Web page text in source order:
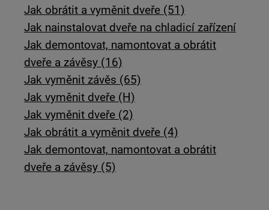
Jak obrátit a vyměnit dveře (51)
Jak nainstalovat dveře na chladicí zařízení
Jak demontovat, namontovat a obrátit
dveře a závěsy (16)
Jak vyměnit závěs (65)
Jak vyměnit dveře (H)
Jak vyměnit dveře (2)
Jak obrátit a vyměnit dveře (4)
Jak demontovat, namontovat a obrátit
dveře a závěsy (5)